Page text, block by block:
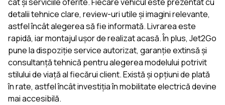
detalii tehnice clare, review-uri utile și imagini relevante,
astfel încât alegerea să fie informată. Livrarea este
rapidă, iar montajul ușor de realizat acasă. În plus, Jet2Go
pune la dispoziție service autorizat, garanție extinsă și
consultanță tehnică pentru alegerea modelului potrivit
stilului de viață al fiecărui client. Există și opțiuni de plată
în rate, astfel încât investiția în mobilitate electrică devine
mai accesibilă.